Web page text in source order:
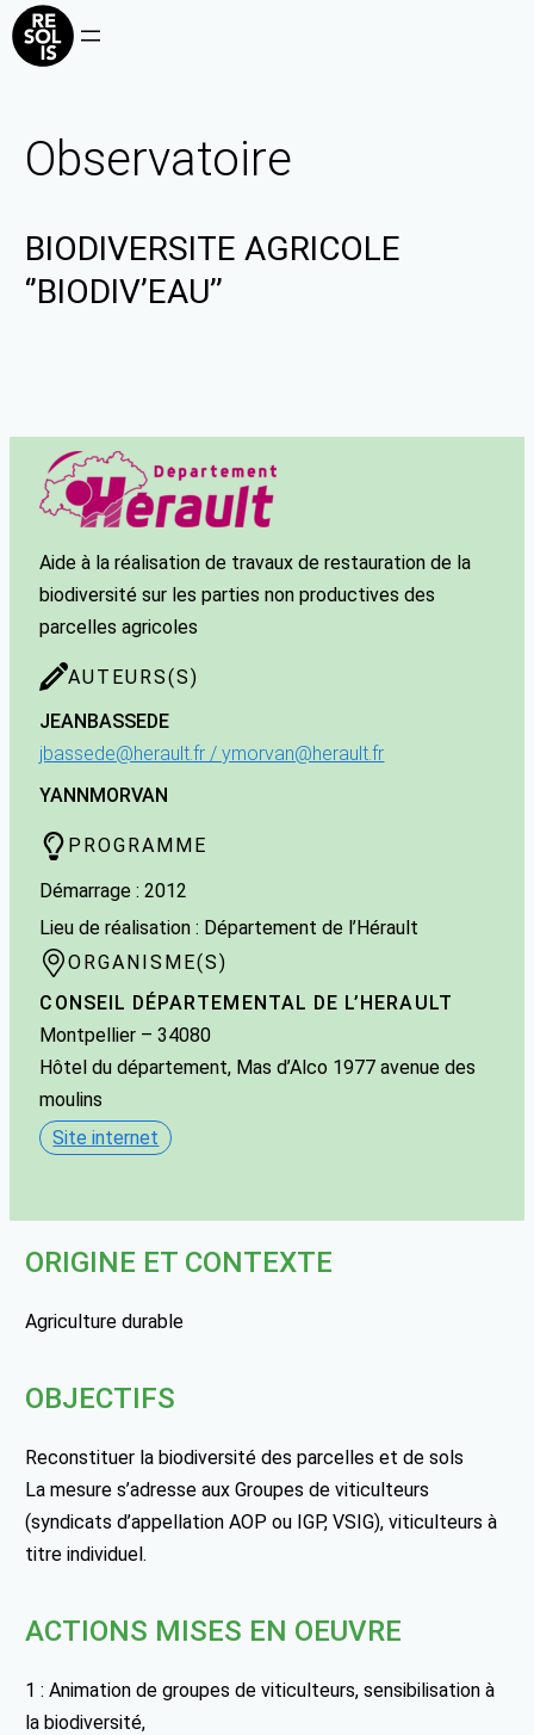
Observatoire
BIODIVERSITE AGRICOLE
‘’BIODIV’EAU’’
Aide à la réalisation de travaux de restauration de la
biodiversité sur les parties non productives des
parcelles agricoles
AUTEURS(S)
JEAN BASSEDE
jbassede@herault.fr / ymorvan@herault.fr
YANNMORVAN
PROGRAMME
Démarrage : 2012
Lieu de réalisation : Département de l’Hérault
ORGANISME(S)
CONSEIL DÉPARTEMENTAL DE L’HERAULT
Montpellier – 34080
Hôtel du département, Mas d’Alco 1977 avenue des
moulins
Site internet
ORIGINE ET CONTEXTE
Agriculture durable
OBJECTIFS
Reconstituer la biodiversité des parcelles et de sols
La mesure s’adresse aux Groupes de viticulteurs
(syndicats d’appellation AOP ou IGP, VSIG), viticulteurs à
titre individuel.
ACTIONS MISES EN OEUVRE
1 : Animation de groupes de viticulteurs, sensibilisation à
la biodiversité,